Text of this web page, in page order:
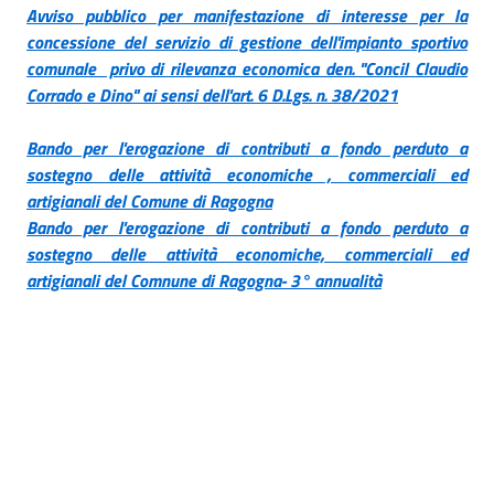
Avviso pubblico per manifestazione di interesse per la
concessione del servizio di gestione dell'impianto sportivo
comunale privo di rilevanza economica den. "Concil Claudio
Corrado e Dino" ai sensi dell'art. 6 D.Lgs. n. 38/2021
Bando per l'erogazione di contributi a fondo perduto a
sostegno delle attività economiche , commerciali ed
artigianali del Comune di Ragogna
Bando per l'erogazione di contributia fondo perduto a
sostegno delle attività economiche, commerciali ed
artigianali del Comnune di Ragogna- 3° annualità